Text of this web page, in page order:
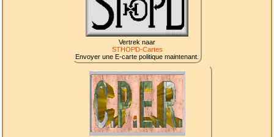
Vertrek naar
STHOPD-Cartes
Envoyer une E-carte politique maintenant.